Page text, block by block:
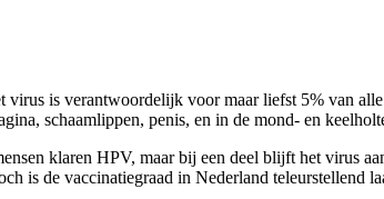
is verantwoordelijk voor maar liefst 5% van
schaamlippen, penis, en in de mond- en
klaren HPV, maar bij een deel blijft het virus
is de vaccinatiegraad in Nederland teleurstellend